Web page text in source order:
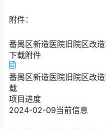
附件：
番禺区新造医院旧院区改
下载附件
番禺区新造医院旧院区改
载
项目进度
2024-02-09当前信息